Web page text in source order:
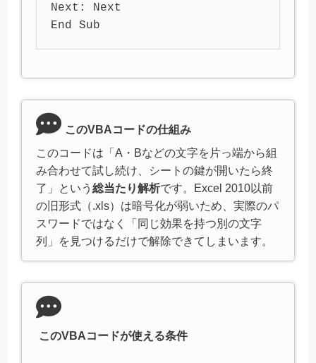
Next: Next
End Sub
このVBAコードの仕組み
このコードは「A・Bなどの文字を片っ端から組
み合わせて試し続け、シートの鍵が開いたら終
了」という 総当たり解析です。Excel 2010以前
の旧形式（.xls）は暗号化が弱いため、実際のパ
スワードではなく「同じ効果を持つ別の文字
列」を見つけるだけで解除できてしまいます。
このVBAコードが使える条件